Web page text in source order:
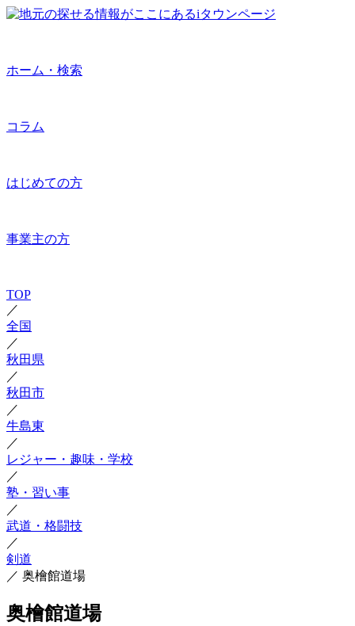
ホーム・検索
コラム
はじめての方
事業主の方
TOP
／
全国
／
秋田県
／
秋田市
／
牛島東
／
レジャー・趣味・学校
／
塾・習い事
／
武道・格闘技
／
剣道
／ 奥檜館道場
奥檜館道場